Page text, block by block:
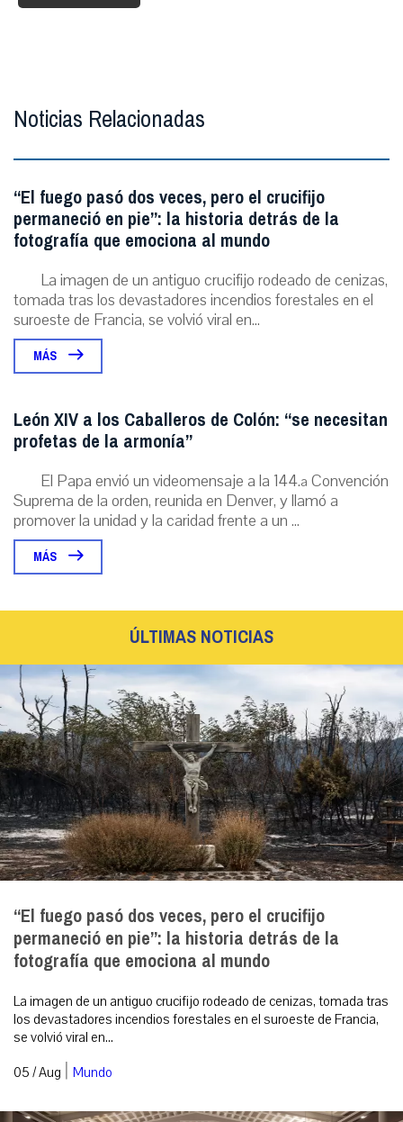
Noticias Relacionadas
“El fuego pasó dos veces, pero el crucifijo
permaneció en pie”: la historia detrás de la
fotografía que emociona al mundo
La imagen de un antiguo crucifijo rodeado de cenizas,
tomada tras los devastadores incendios forestales en el
suroeste de Francia, se volvió viral en...
MÁS
León XIV a los Caballeros de Colón: “se necesitan
profetas de la armonía”
El Papa envió un videomensaje a la 144.ª Convención
Suprema de la orden, reunida en Denver, y llamó a
promover la unidad y la caridad frente a un ...
MÁS
ÚLTIMAS NOTICIAS
“El fuego pasó dos veces, pero el crucifijo
permaneció en pie”: la historia detrás de la
fotografía que emociona al mundo
La imagen de un antiguo crucifijo rodeado de cenizas, tomada tras
los devastadores incendios forestales en el suroeste de Francia,
se volvió viral en...
05 / Aug | Mundo